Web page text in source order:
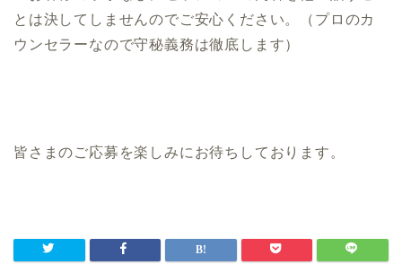
とは決してしませんのでご安心ください。（プロのカ
ウンセラーなので守秘義務は徹底します）
皆さまのご応募を楽しみにお待ちしております。